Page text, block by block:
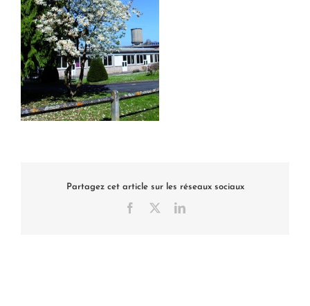
Partagez cet article sur les réseaux sociaux
Facebook LinkedIn